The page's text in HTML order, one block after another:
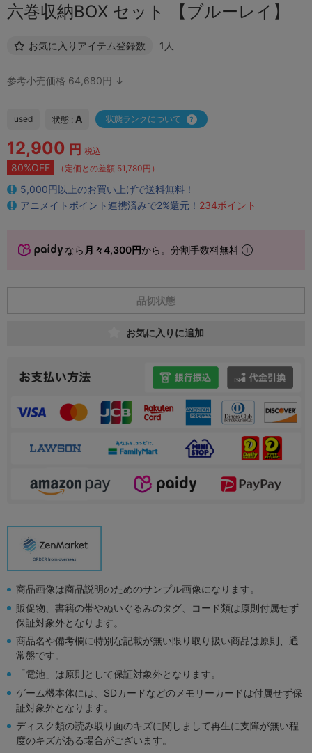
六巻収納BOX セット 【ブルーレイ】
お気に入りアイテム登録数 1人
参考小売価格 64,680円 ↓
used 状態 : A 状態ランクについて
12,900 円 税込
80%OFF （定価との差額 51,780円）
5,000円以上のお買い上げで送料無料！
アニメイトポイント連携済みで2%還元！ 234ポイント
なら 月々4,300円から。分割手数料無料
品切状態
お気に入りに追加
商品画像は商品説明のためのサンプル画像になります。
販促物、書籍の帯やぬいぐるみのタグ、コード類は原則付属せず
保証対象外となります。
商品名や備考欄に特別な記載が無い限り取り扱い商品は原則、通
常盤です。
「電池」は原則として保証対象外となります。
ゲーム機本体には、SDカードなどのメモリーカードは付属せず保
証対象外となります。
ディスク類の読み取り面のキズに関しまして再生に支障が無い程
度のキズがある場合がございます。